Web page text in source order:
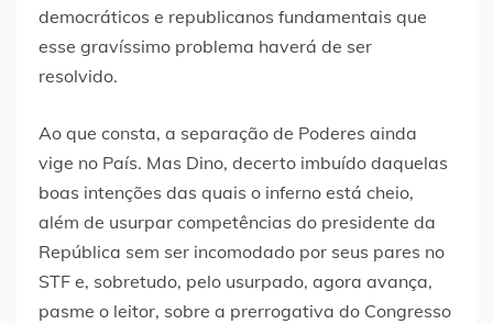
democráticos e republicanos fundamentais que
esse gravíssimo problema haverá de ser
resolvido.
Ao que consta, a separação de Poderes ainda
vige no País. Mas Dino, decerto imbuído daquelas
boas intenções das quais o inferno está cheio,
além de usurpar competências do presidente da
República sem ser incomodado por seus pares no
STF e, sobretudo, pelo usurpado, agora avança,
pasme o leitor, sobre a prerrogativa do Congresso